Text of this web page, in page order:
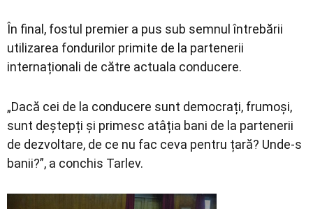
În final, fostul premier a pus sub semnul întrebării
utilizarea fondurilor primite de la partenerii
internaționali de către actuala conducere.
„Dacă cei de la conducere sunt democrați, frumoși,
sunt deștepți și primesc atâția bani de la partenerii
de dezvoltare, de ce nu fac ceva pentru țară? Unde-s
banii?”, a conchis Tarlev.